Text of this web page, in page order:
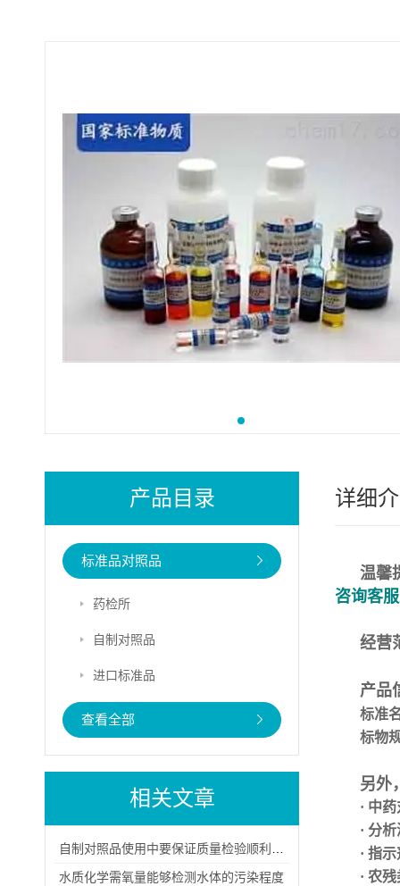
产品目录
标准品对照品
药检所
自制对照品
进口标准品
查看全部
相关文章
水质化学需氧量能够检测水体的污染程度
详细
温馨
咨询客
经营
产品
标准
标物
另外
· 中
· 分
· 指
· 农